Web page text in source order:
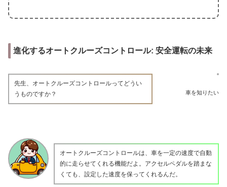
進化するオートクルーズコントロール: 安全運転の未来
車を知りたい
先生、オートクルーズコントロールってどうい
うものですか？
オートクルーズコントロールは、車を一定の速度で自動
的に走らせてくれる機能だよ。アクセルペダルを踏まな
くても、設定した速度を保ってくれるんだ。